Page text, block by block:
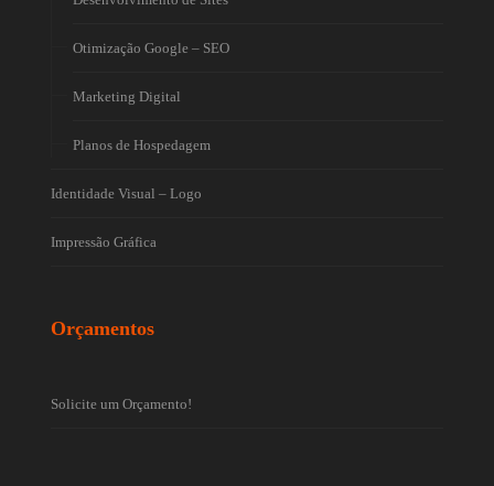
Otimização Google – SEO
Marketing Digital
Planos de Hospedagem
Identidade Visual – Logo
Impressão Gráfica
Orçamentos
Solicite um Orçamento!